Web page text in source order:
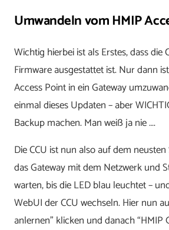
Umwandeln vom HMIP
Wichtig hierbei ist als Erstes, dass die
Firmware ausgestattet ist. Nur dann
Access Point in ein Gateway
einmal dieses Updaten – aber
Backup machen. Man weiß ja nie ….
Die CCU ist nun also auf dem
das Gateway mit dem Netzwerk und
warten, bis die LED blau leuchtet –
WebUI der CCU wechseln. Hier nun
anlernen” klicken und danach “HMIP